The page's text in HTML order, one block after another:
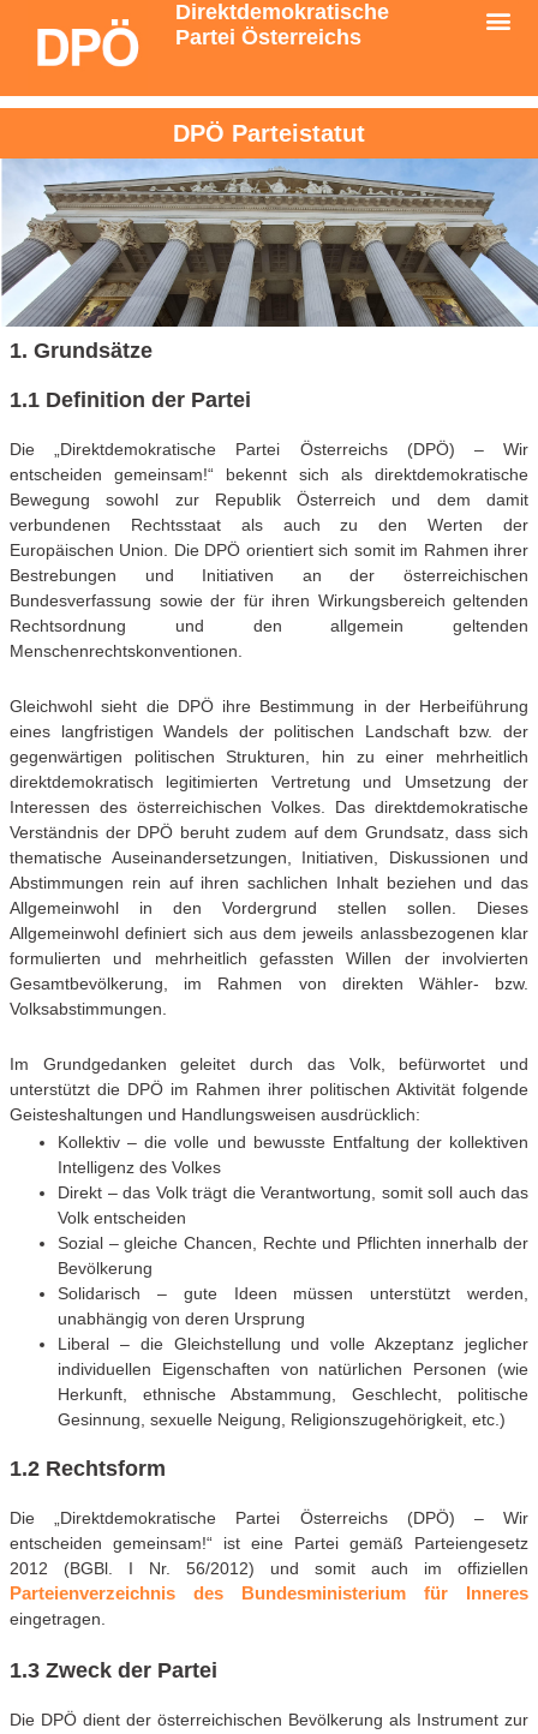
Direktdemokratische
Partei Österreichs
DPÖ Parteistatut
1. Grundsätze
1.1 Definition der Partei
Die „Direktdemokratische Partei Österreichs (DPÖ) – Wir
entscheiden gemeinsam!“ bekennt sich als direktdemokratische
Bewegung sowohl zur Republik Österreich und dem damit
verbundenen Rechtsstaat als auch zu den Werten der
Europäischen Union. Die DPÖ orientiert sich somit im Rahmen ihrer
Bestrebungen und Initiativen an der österreichischen
Bundesverfassung sowie der für ihren Wirkungsbereich geltenden
Rechtsordnung und den allgemein geltenden
Menschenrechtskonventionen.
Gleichwohl sieht die DPÖ ihre Bestimmung in der Herbeiführung
eines langfristigen Wandels der politischen Landschaft bzw. der
gegenwärtigen politischen Strukturen, hin zu einer mehrheitlich
direktdemokratisch legitimierten Vertretung und Umsetzung der
Interessen des österreichischen Volkes. Das direktdemokratische
Verständnis der DPÖ beruht zudem auf dem Grundsatz, dass sich
thematische Auseinandersetzungen, Initiativen, Diskussionen und
Abstimmungen rein auf ihren sachlichen Inhalt beziehen und das
Allgemeinwohl in den Vordergrund stellen sollen. Dieses
Allgemeinwohl definiert sich aus dem jeweils anlassbezogenen klar
formulierten und mehrheitlich gefassten Willen der involvierten
Gesamtbevölkerung, im Rahmen von direkten Wähler- bzw.
Volksabstimmungen.
Im Grundgedanken geleitet durch das Volk, befürwortet und
unterstützt die DPÖ im Rahmen ihrer politischen Aktivität folgende
Geisteshaltungen und Handlungsweisen ausdrücklich:
Kollektiv – die volle und bewusste Entfaltung der kollektiven
Intelligenz des Volkes
Direkt – das Volk trägt die Verantwortung, somit soll auch das
Volk entscheiden
Sozial – gleiche Chancen, Rechte und Pflichten innerhalb der
Bevölkerung
Solidarisch – gute Ideen müssen unterstützt werden,
unabhängig von deren Ursprung
Liberal – die Gleichstellung und volle Akzeptanz jeglicher
individuellen Eigenschaften von natürlichen Personen (wie
Herkunft, ethnische Abstammung, Geschlecht, politische
Gesinnung, sexuelle Neigung, Religionszugehörigkeit, etc.)
1.2 Rechtsform
Die „Direktdemokratische Partei Österreichs (DPÖ) – Wir
entscheiden gemeinsam!“ ist eine Partei gemäß Parteiengesetz
2012 (BGBl. I Nr. 56/2012) und somit auch im offiziellen
Parteienverzeichnis des Bundesministerium für Inneres
eingetragen.
1.3 Zweck der Partei
Die DPÖ dient der österreichischen Bevölkerung als Instrument zur